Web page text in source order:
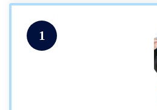
1